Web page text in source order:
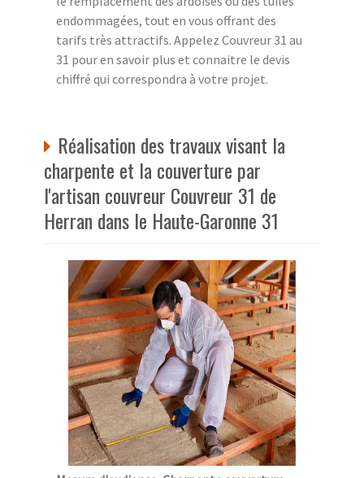
endommagées, tout en vous offrant des
tarifs très attractifs. Appelez Couvreur 31 au
31 pour en savoir plus et connaitre le devis
chiffré qui correspondra à votre projet.
Réalisation des travaux visant la
charpente et la couverture par
l'artisan couvreur Couvreur 31 de
Herran dans le Haute-Garonne 31